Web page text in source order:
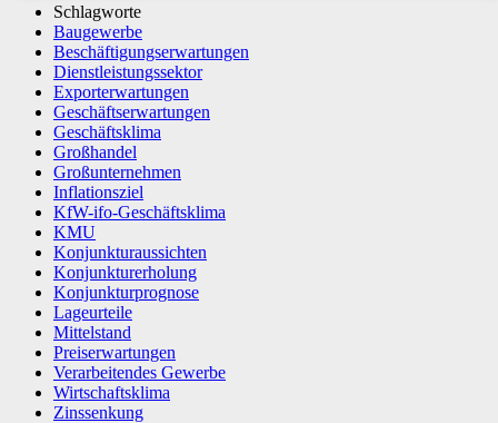
Schlagworte
Baugewerbe
Beschäftigungserwartungen
Dienstleistungssektor
Exporterwartungen
Geschäftserwartungen
Geschäftsklima
Großhandel
Großunternehmen
Inflationsziel
KfW-ifo-Geschäftsklima
KMU
Konjunkturaussichten
Konjunkturerholung
Konjunkturprognose
Lageurteile
Mittelstand
Preiserwartungen
Verarbeitendes Gewerbe
Wirtschaftsklima
Zinssenkung